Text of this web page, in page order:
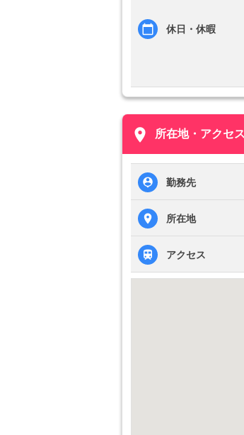
休日・休暇
place 所在地・アクセス
勤務先
所在地
アクセス